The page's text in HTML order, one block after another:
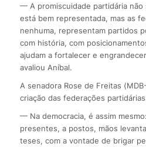
— A promiscuidade partidária não
está bem representada, mas as
nenhuma, representam partidos
com história, com
ajudam a fortalecer e
avaliou Aníbal.
A senadora Rose de Freitas
criação das federações
— Na democracia, é assim
presentes, a postos, mãos
teses, com a vontade de brigar